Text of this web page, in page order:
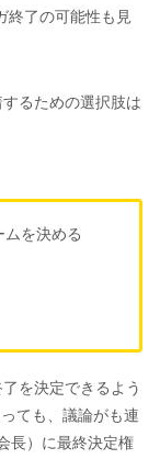
終了の可能性も見
るための選択肢は
を決める
を決定できるよう
ても、議論がも連
長）に最終決定権